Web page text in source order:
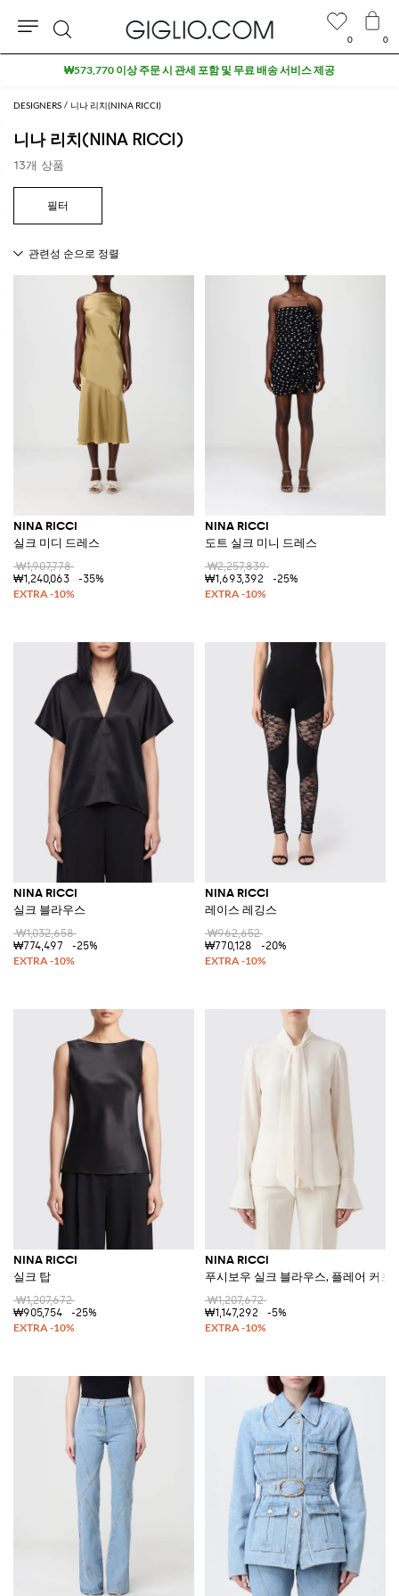
DESIGNERS 니나 리치(NINA RICCI)
니나 리치(NINA RICCI)
13개 상품
NINA RICCI
실크 미디 드레스
₩1,907,778
₩1,240,063
-35%
NINA RICCI
도트 실크 미니 드레스
₩2,257,839
₩1,693,392
-25%
NINA RICCI
실크 블라우스
₩1,032,658
₩774,497
-25%
NINA RICCI
레이스 레깅스
₩962,652
₩770,128
-20%
NINA RICCI
실크 탑
₩1,207,672
₩905,754
-25%
NINA RICCI
푸시보우 실크 블라우스, 플레어 커프
₩1,207,672
₩1,147,292
-5%
0 0
검
색
₩573,770 이상 주문 시 관세 포함 및 무료 배송 서비스 제공